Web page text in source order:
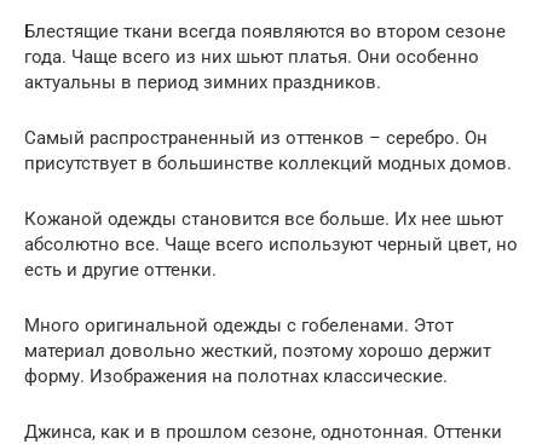
Блестящие ткани всегда появляются во втором сезоне
года. Чаще всего из них шьют платья. Они особенно
актуальны в период зимних праздников.
Самый распространенный из оттенков – серебро. Он
присутствует в большинстве коллекций модных домов.
Кожаной одежды становится все больше. Их нее шьют
абсолютно все. Чаще всего используют черный цвет, но
есть и другие оттенки.
Много оригинальной одежды с гобеленами. Этот
материал довольно жесткий, поэтому хорошо держит
форму. Изображения на полотнах классические.
Джинса, как и в прошлом сезоне, однотонная. Оттенки